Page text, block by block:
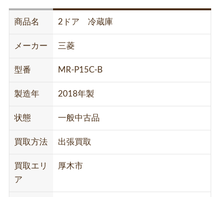
商品名 2ドア 冷蔵庫
メーカー 三菱
型番 MR-P15C-B
製造年 2018年製
状態 一般中古品
買取方法 出張買取
買取エリ
ア
厚木市